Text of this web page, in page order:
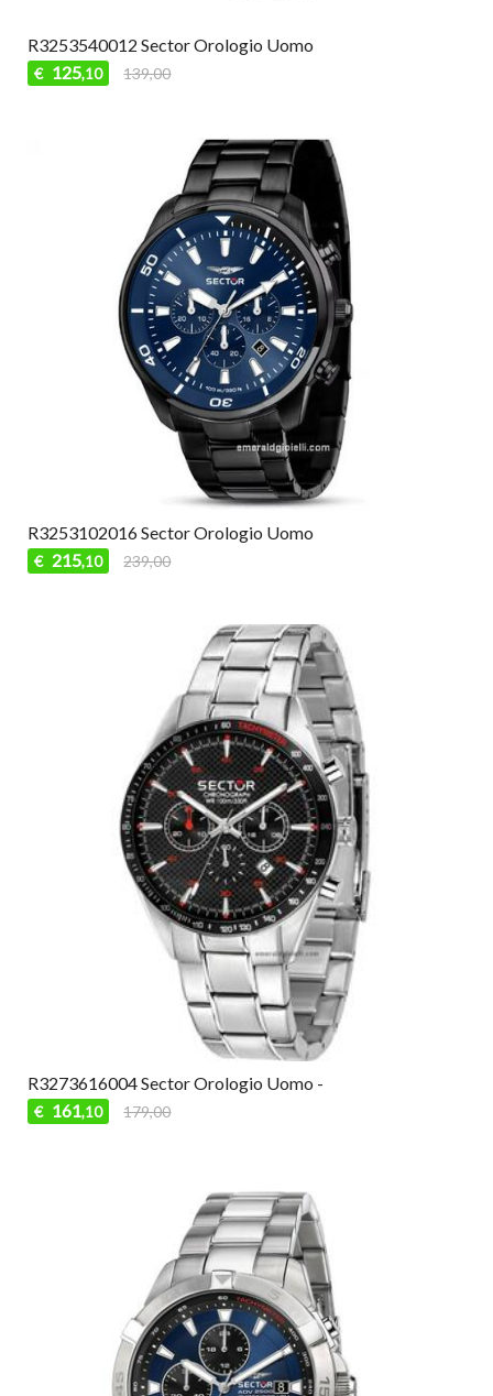
R3253540012 Sector Orologio Uomo
€ 125,10 139,00
R3253102016 Sector Orologio Uomo
€ 215,10 239,00
R3273616004 Sector Orologio Uomo -
€ 161,10 179,00